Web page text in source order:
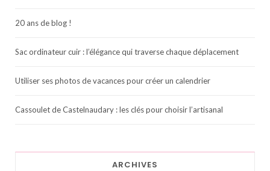
20 ans de blog !
Sac ordinateur cuir : l’élégance qui traverse chaque déplacement
Utiliser ses photos de vacances pour créer un calendrier
Cassoulet de Castelnaudary : les clés pour choisir l’artisanal
ARCHIVES